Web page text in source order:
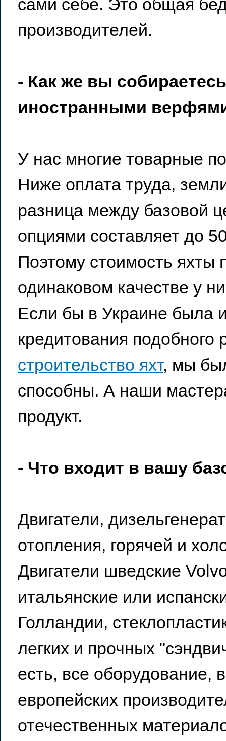
сами себе. Это общая
производителей.
- Как же вы
иностранными
У нас многие товарные
Ниже оплата труда,
разница между базовой
опциями составляет до
Поэтому стоимость яхты
одинаковом качестве у
Если бы в Украине была
кредитования подобного
строительство яхт, мы
способны. А наши
продукт.
- Что входит в вашу
Двигатели,
отопления, горячей и
Двигатели шведские
итальянские или
Голландии,
легких и прочных
есть, все оборудование,
европейских
отечественных